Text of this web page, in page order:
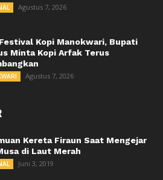
Agustus 7, 2026
Kopi Manokwari, Bupati
Minta Kopi Arfak Terus
Agustus 7, 2026
Kereta Firaun Saat Mengejar
di Laut Merah
Juni 3, 2019